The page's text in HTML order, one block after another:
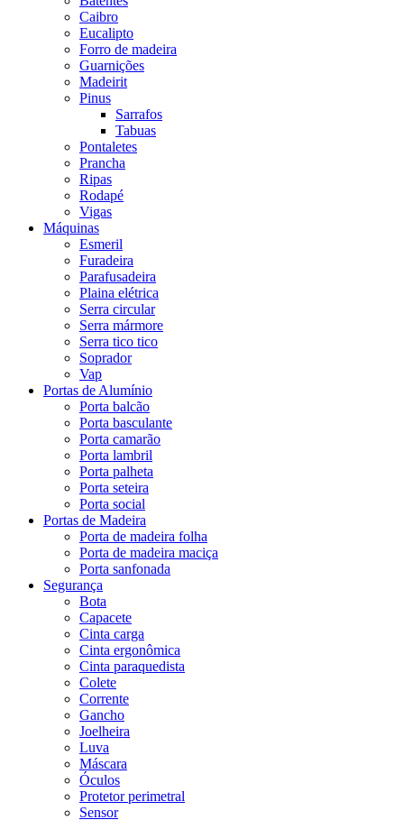
Caibro
Eucalipto
Forro de madeira
Guarnições
Madeirit
Pinus
Sarrafos
Tabuas
Pontaletes
Prancha
Ripas
Rodapé
Vigas
Máquinas
Esmeril
Furadeira
Parafusadeira
Plaina elétrica
Serra circular
Serra mármore
Serra tico tico
Soprador
Vap
Portas de Alumínio
Porta balcão
Porta basculante
Porta camarão
Porta lambril
Porta palheta
Porta seteira
Porta social
Portas de Madeira
Porta de madeira folha
Porta de madeira maciça
Porta sanfonada
Segurança
Bota
Capacete
Cinta carga
Cinta ergonômica
Cinta paraquedista
Colete
Corrente
Gancho
Joelheira
Luva
Máscara
Óculos
Protetor perimetral
Sensor